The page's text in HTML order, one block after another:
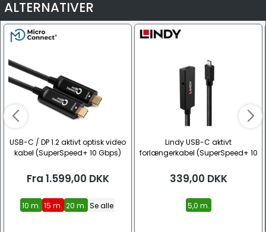
ALTERNATIVER
USB-C / DP 1.2 aktivt optisk video
kabel (SuperSpeed+ 10 Gbps)
Fra 1.599,00 DKK
10 m. 15 m. 20 m. Se alle
Lindy USB-C aktivt
forlængerkabel (SuperSpeed+ 10
339,00 DKK
5,0 m.